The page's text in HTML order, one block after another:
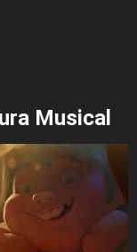
Musical